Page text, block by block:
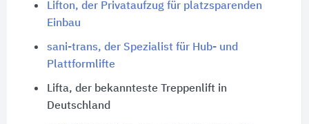
Lifton, der Privataufzug für platzsparenden
Einbau
sani-trans, der Spezialist für Hub- und
Plattformlifte
Lifta, der bekannteste Treppenlift in
Deutschland